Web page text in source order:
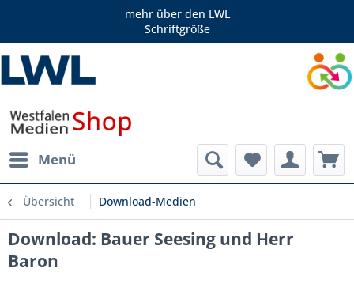
mehr über den LWL
Schriftgröße
Menü
Übersicht Download-Medien
Download: Bauer Seesing und Herr
Baron